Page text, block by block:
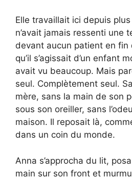
Elle travaillait ici depuis
n’avait jamais ressenti une
devant aucun patient en fin
qu’il s’agissait d’un enfant
avait vu beaucoup. Mais
seul. Complètement seul.
mère, sans la main de son
sous son oreiller, sans
maison. Il reposait là,
dans un coin du monde.
Anna s’approcha du lit,
main sur son front et